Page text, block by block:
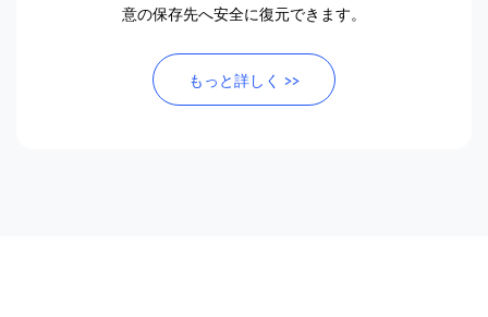
意の保存先へ安全に復元できます。
もっと詳しく >>